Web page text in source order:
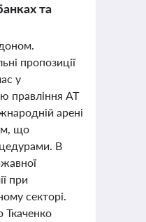
та
пропозиції
у
правління АТ
арені
що
В
при
секторі.
Ткаченко